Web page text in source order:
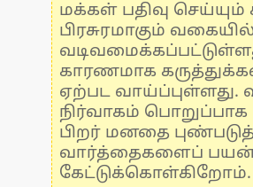
மக்கள் பதிவு
பிரசுரமாகும்
காரணமாக
ஏற்பட வாய்ப்புள்ளது.
நிர்வாகம்
பிறர் மனதை
வார்த்தைகளைப்
கேட்டுக்கொள்கிறோம்.